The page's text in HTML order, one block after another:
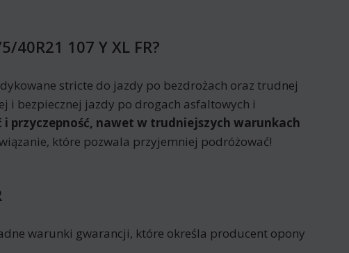
107 Y XL FR?
stricte do jazdy po bezdrożach oraz trudnej
i bezpiecznej jazdy po drogach asfaltowych i
przyczepność, nawet w trudniejszych warunkach
które pozwala przyjemniej podróżować!
warunki gwarancji, które określa producent opony